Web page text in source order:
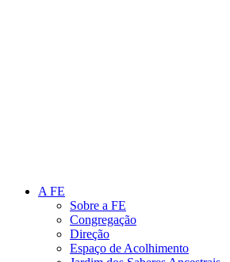
A FE
Sobre a FE
Congregação
Direção
Espaço de Acolhimento